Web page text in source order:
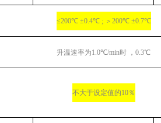
≤200℃ ±0.4℃ ; ＞200℃ ±0.7℃
升温速率为1.0℃/min时 ，0.3℃
不大于设定值的10％